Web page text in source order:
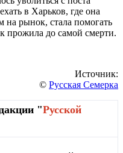
в Харьков, где она
на рынок, стала помогать
прожила до самой смерти.
Источник:
© Русская Семерка
"Русской